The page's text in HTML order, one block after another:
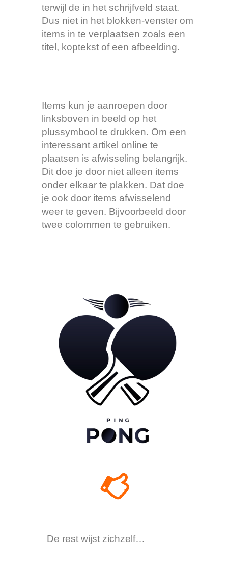
terwijl de in het schrijfveld staat.
Dus niet in het blokken-venster om
items in te verplaatsen zoals een
titel, koptekst of een afbeelding.
Items kun je aanroepen door
linksboven in beeld op het
plussymbool te drukken. Om een
interessant artikel online te
plaatsen is afwisseling belangrijk.
Dit doe je door niet alleen items
onder elkaar te plakken. Dat doe
je ook door items afwisselend
weer te geven. Bijvoorbeeld door
twee colommen te gebruiken.
De rest wijst zichzelf…